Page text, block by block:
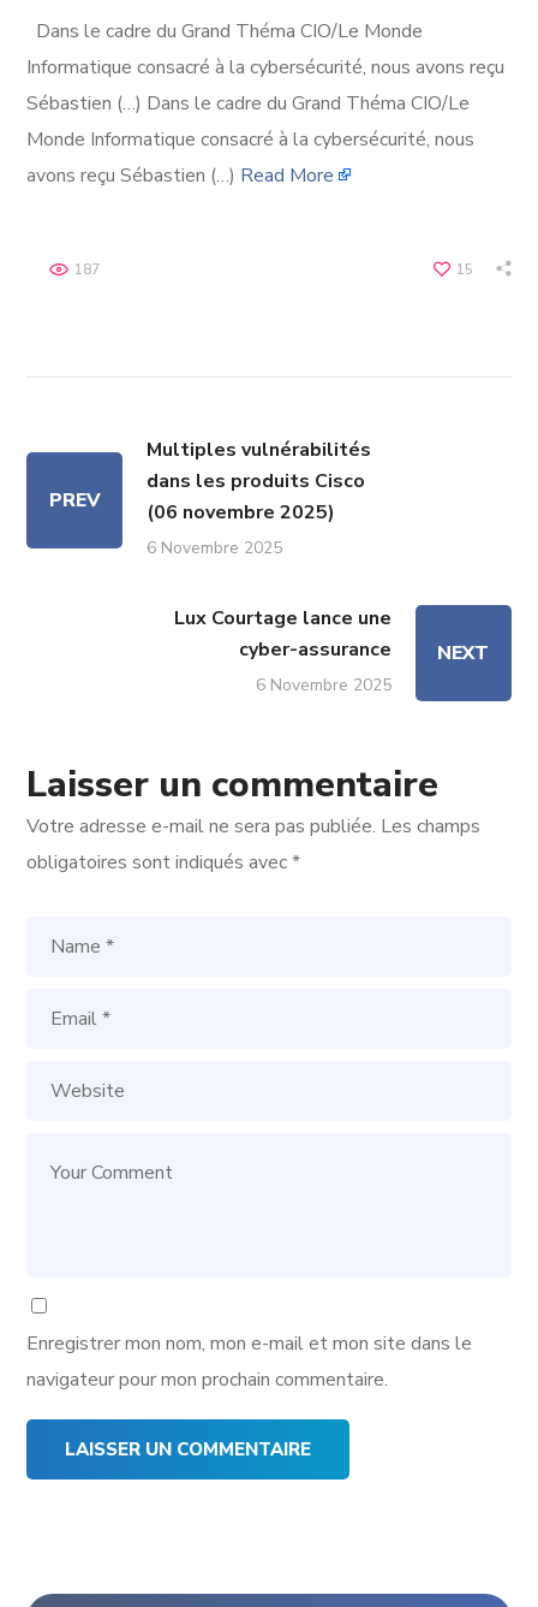
Dans le cadre du Grand Théma CIO/Le Monde
Informatique consacré à la cybersécurité, nous avons reçu
Sébastien (…) Dans le cadre du Grand Théma CIO/Le
Monde Informatique consacré à la cybersécurité, nous
avons reçu Sébastien (…) Read More
15
187
PREV
Multiples vulnérabilités
dans les produits Cisco
(06 novembre 2025)
6 Novembre 2025
Lux Courtage lance une
cyber-assurance
6 Novembre 2025
NEXT
Laisser un commentaire
Votre adresse e-mail ne sera pas publiée. Les champs
obligatoires sont indiqués avec*
Enregistrer mon nom, mon e-mail et mon site dans le
navigateur pour mon prochain commentaire.